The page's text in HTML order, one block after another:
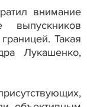
внимание
Такая
Лукашенко,